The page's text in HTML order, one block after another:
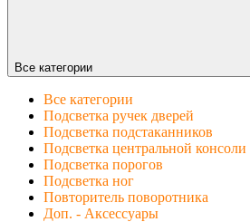
Все категории
Все категории
Подсветка ручек дверей
Подсветка подстаканников
Подсветка центральной консоли
Подсветка порогов
Подсветка ног
Повторитель поворотника
Доп. - Аксессуары